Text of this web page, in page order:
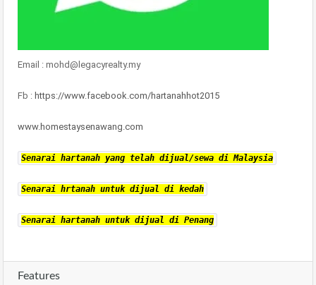
Email : mohd@legacyrealty.my
Fb : https://www.facebook.com/hartanahhot2015
www.homestaysenawang.com
Senarai hartanah yang telah dijual/sewa di Malaysia
Senarai hrtanah untuk dijual di kedah
Senarai hartanah untuk dijual di Penang
Features